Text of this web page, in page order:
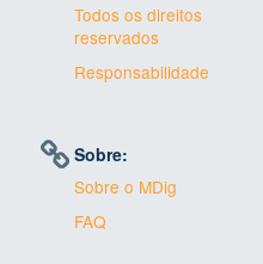
Todos os direitos
reservados
Responsabilidade
Sobre:
Sobre o MDig
FAQ